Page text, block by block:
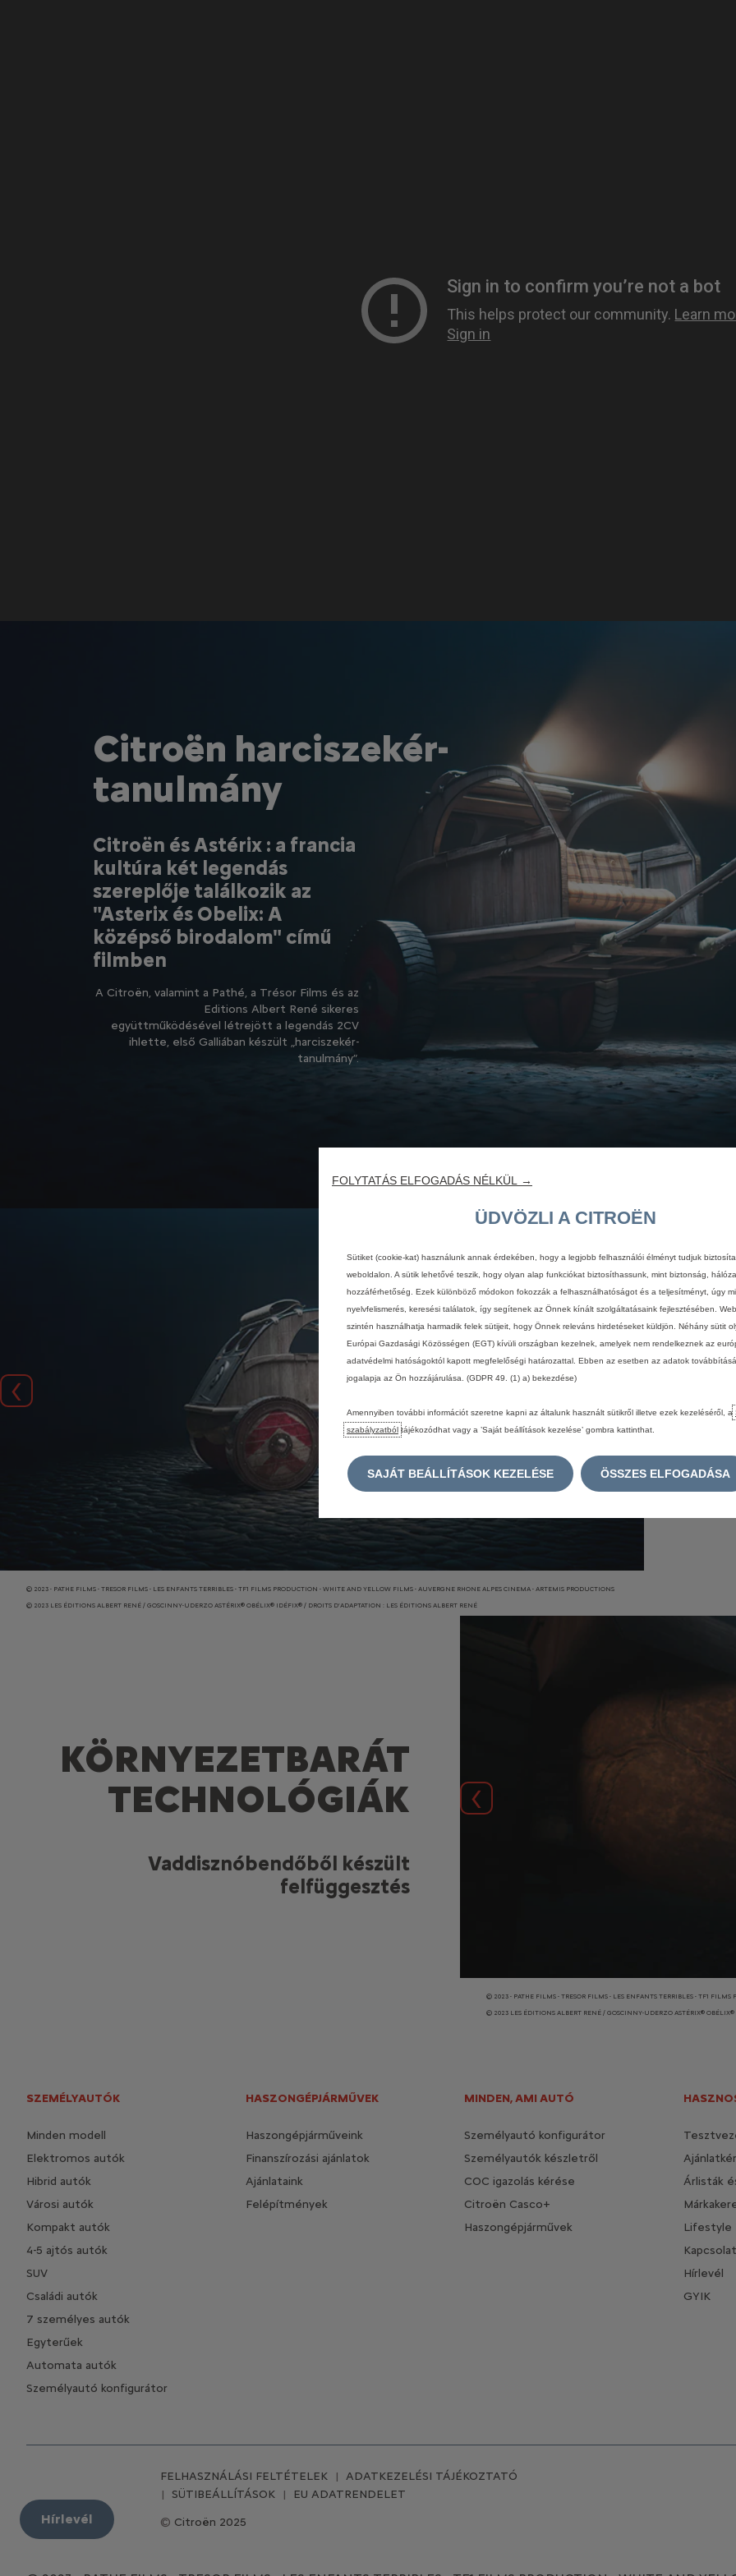
Citroën harciszekér-
tanulmány
Citroën és Astérix : a francia
kultúra két legendás
szereplője találkozik az
"Asterix és Obelix: A
középső birodalom" című
filmben
A Citroën, valamint a Pathé, a Trésor Films és az
Editions Albert René sikeres
együttműködésével létrejött a legendás 2CV
ihlette, első Galliában készült „harciszekér-
tanulmány”.
Előző
© 2023 - PATHE FILMS - TRESOR FILMS - LES ENFANTS TERRIBLES - TF1 FILMS PRODUCTION - WHITE AND YELLOW FILMS - AUVERGNE RHONE ALPES CINEMA - ARTEMIS PRODUCTIONS
© 2023 LES ÉDITIONS ALBERT RENÉ / GOSCINNY-UDERZO ASTÉRIX® OBÉLIX® IDÉFIX® / DROITS D’ADAPTATION : LES ÉDITIONS ALBERT RENÉ
Előző
© 2023 - PATHE FILMS - TRESOR FILMS - LES ENFANTS TERRIBLES - TF1
© 2023 LES ÉDITIONS ALBERT RENÉ / GOSCINNY-UDERZO ASTÉRIX®
KÖRNYEZETBARÁT
TECHNOLÓGIÁK
Vaddisznóbendőből készült
felfüggesztés
Varázsfőzettel itatott szentjánosbogarak
által működtetett fényszórók
Újrahasznosított pajzsokból készült
kerekek
Hírlevél
SZEMÉLYAUTÓK
Minden modell
Elektromos autók
Hibrid autók
Városi autók
Kompakt autók
4-5 ajtós autók
SUV
Családi autók
7 személyes autók
Egyterűek
Automata autók
Személyautó konfigurátor
HASZONGÉPJÁRMŰVEK
Haszongépjárműveink
Finanszírozási ajánlatok
Ajánlataink
Felépítmények
MINDEN, AMI AUTÓ
Személyautó konfigurátor
Személyautók készletről
COC igazolás kérése
Citroën Casco+
Haszongépjárművek
Árlisták
Lifestyle
Kapcsolat
Hírlevél
GYIK
Citroën 2025
FELHASZNÁLÁSI FELTÉTELEK
ADATKEZELÉSI TÁJÉKOZTATÓ
SÜTIBEÁLLÍTÁSOK
EU ADATRENDELET
FOLYTATÁS ELFOGADÁS NÉLKÜL →
ÜDVÖZLI A CITROËN
Sütiket (cookie-kat) használunk annak érdekében, hogy a legjobb felhasználói élményt tudjuk
weboldalon. A sütik lehetővé teszik, hogy olyan alap funkciókat biztosíthassunk, mint biztonság,
hozzáférhetőség. Ezek különböző módokon fokozzák a felhasználhatóságot és a teljesítményt, úgy
nyelvfelismerés, keresési találatok, így segítenek az Önnek kínált szolgáltatásaink fejlesztésében.
szintén használhatja harmadik felek sütijeit, hogy Önnek releváns hirdetéseket küldjön. Néhány sütit
Európai Gazdasági Közösségen (EGT) kívüli országban kezelnek, amelyek nem rendelkeznek az
adatvédelmi hatóságoktól kapott megfelelőségi határozattal. Ebben az esetben az adatok
jogalapja az Ön hozzájárulása. (GDPR 49. (1) a) bekezdése)
Amennyiben további információt szeretne kapni az általunk használt sütikről illetve ezek kezeléséről, a
szabályzatból tájékozódhat vagy a ’Saját beállítások kezelése’ gombra kattinthat.
SAJÁT BEÁLLÍTÁSOK KEZELÉSE ÖSSZES ELFOGADÁSA